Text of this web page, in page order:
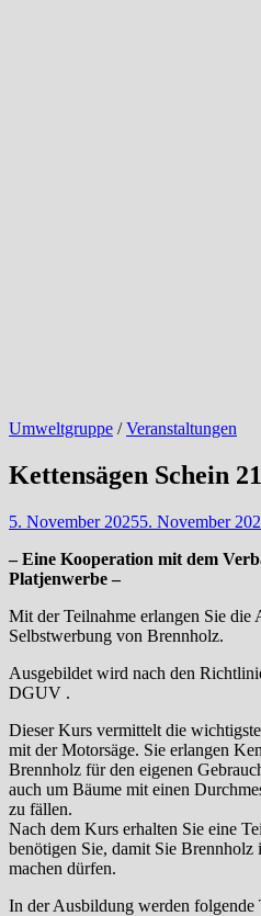
Umweltgruppe /Veranstaltungen
Kettensägen Schein
5. November 20255. November
– Eine Kooperation mit dem
Platjenwerbe –
Mit der Teilnahme erlangen Sie die
Selbstwerbung von Brennholz.
Ausgebildet wird nach den
DGUV .
Dieser Kurs vermittelt die
mit der Motorsäge. Sie erlangen
Brennholz für den eigenen
auch um Bäume mit einen
zu fällen.
Nach dem Kurs erhalten Sie eine
benötigen Sie, damit Sie
machen dürfen.
In der Ausbildung werden folgende